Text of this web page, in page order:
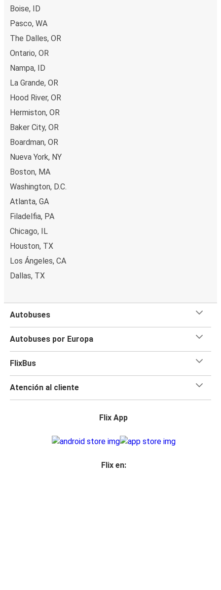
Boise, ID
Pasco, WA
The Dalles, OR
Ontario, OR
Nampa, ID
La Grande, OR
Hood River, OR
Hermiston, OR
Baker City, OR
Boardman, OR
Nueva York, NY
Boston, MA
Washington, D.C.
Atlanta, GA
Filadelfia, PA
Chicago, IL
Houston, TX
Los Ángeles, CA
Dallas, TX
Autobuses
Autobuses por Europa
FlixBus
Atención al cliente
Flix App
Flix en: